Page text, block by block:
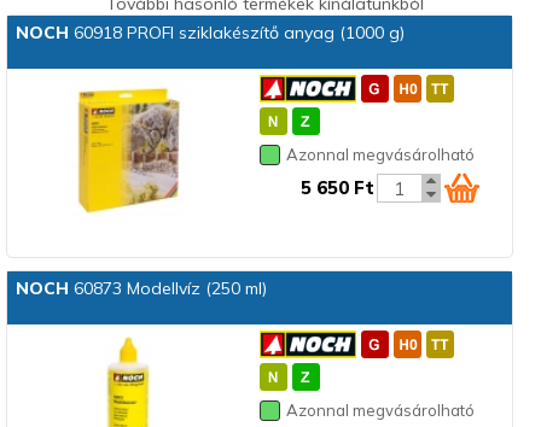
NOCH 60918 PROFI sziklakészítő anyag (1000 g)
Azonnal megvásárolható
5 650 Ft
NOCH 60873 Modellvíz (250 ml)
Azonnal megvásárolható